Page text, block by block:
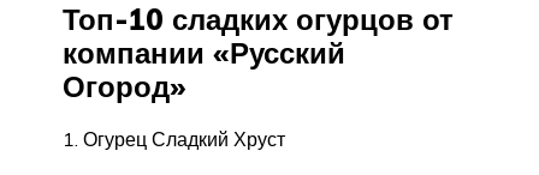
Топ-10 сладких огурцов от
компании «Русский
Огород»
1. Огурец Сладкий Хруст